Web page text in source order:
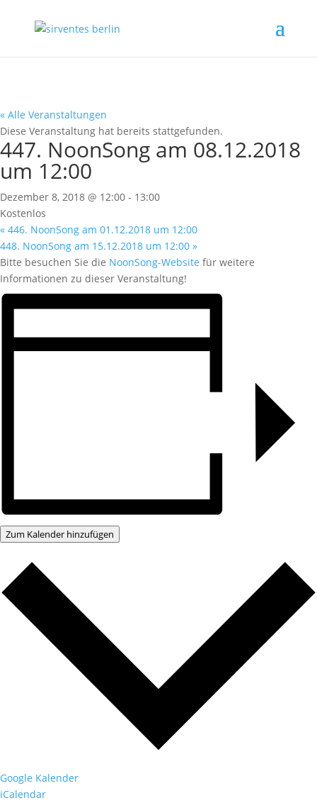
« Alle Veranstaltungen
Diese Veranstaltung hat bereits stattgefunden.
447. NoonSong am 08.12.2018
um 12:00
Dezember 8, 2018 @ 12:00 - 13:00
Kostenlos
« 446. NoonSong am 01.12.2018 um 12:00
448. NoonSong am 15.12.2018 um 12:00 »
Bitte besuchen Sie die NoonSong-Website für weitere
Informationen zu dieser Veranstaltung!
Zum Kalender hinzufügen
Google Kalender
iCalendar